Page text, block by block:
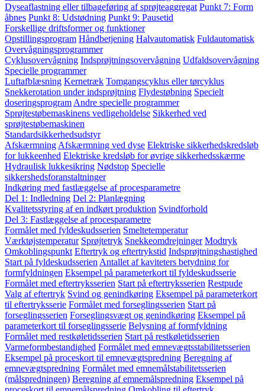
Dyseaflastning eller tilbageføring af sprøjteaggregat Punkt 7: Form
åbnes Punkt 8: Udstødning Punkt 9: Pausetid
Forskellige driftsformer og funktioner
Opstillingsprogram Håndbetjening Halvautomatisk Fuldautomatisk
Overvågningsprogrammer
Cyklusovervågning Indsprøjtningsovervågning Udfaldsovervågning
Specielle programmer
Luftafblæsning Kernetræk Tomgangscyklus eller tørcyklus
Snekkerotation under indsprøjtning Flydestøbning Specielt
doseringsprogram Andre specielle programmer
Sprøjtestøbemaskinens vedligeholdelse Sikkerhed ved
sprøjtestøbemaskinen
Standardsikkerhedsudstyr
Afskærmning Afskærmning ved dyse Elektriske sikkerhedskredsløb
for lukkeenhed Elektriske kredsløb for øvrige sikkerhedsskærme
Hydraulisk lukkesikring Nødstop Specielle
sikkershedsforanstaltninger
Indkøring med fastlæggelse af procesparametre
Del 1: Indledning Del 2: Planlægning
Kvalitetsstyring af en indkørt produktion Svindforhold
Del 3: Fastlæggelse af procesparametre
Formålet med fyldeskudsserien Smeltetemperatur
Værktøjstemperatur Sprøjtetryk Snekkeomdrejninger Modtryk
Omkoblingspunkt Eftertryk og eftertrykstid Indsprøjtningshastighed
Start på fyldeskudsserien Antallet af kaviteters betydning for
formfyldningen Eksempel på parameterkort til fyldeskudsserie
Formålet med eftertryksserien Start på eftertryksserien Restpude
Valg af eftertryk Svind og genindkøring Eksempel på parameterkort
til eftertryksserie Formålet med forseglingsserien Start på
forseglingsserien Forseglingsvægt og genindkøring Eksempel på
parameterkort til forseglingsserie Belysning af formfyldning
Formålet med restkøletidsserien Start på restkøletidsserien
Varmeformbestandighed Formålet med emnevægtsstabilitetsserien
Eksempel på proceskort til emnevægtspredning Beregning af
emnevægtspredning Formålet med emnemålstabilitetsserien
(målspredningen) Beregning af emnemålspredning Eksempel på